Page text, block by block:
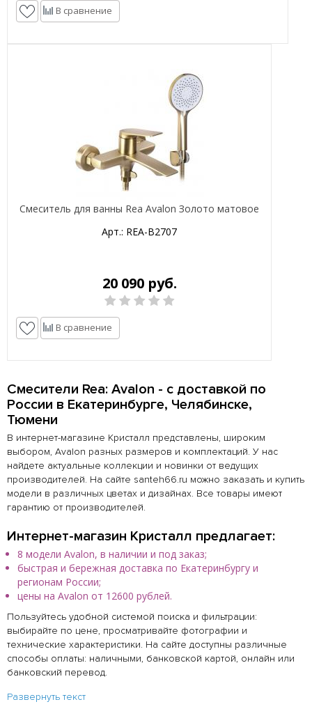
В сравнение
Смеситель для ванны Rea Avalon Золото матовое
Арт.: REA-B2707
20 090 руб.
В сравнение
Смесители Rea: Avalon - с доставкой по
России в Екатеринбурге, Челябинске,
Тюмени
В интернет-магазине Кристалл представлены, широким
выбором, Avalon разных размеров и комплектаций. У нас
найдете актуальные коллекции и новинки от ведущих
производителей. На сайте santeh66.ru можно заказать и купить
модели в различных цветах и дизайнах. Все товары имеют
гарантию от производителей.
Интернет-магазин Кристалл предлагает:
8 модели Avalon, в наличии и под заказ;
быстрая и бережная доставка по Екатеринбургу и
регионам России;
цены на Avalon от 12600 рублей.
Пользуйтесь удобной системой поиска и фильтрации:
выбирайте по цене, просматривайте фотографии и
технические характеристики. На сайте доступны различные
способы оплаты: наличными, банковской картой, онлайн или
банковский перевод.
Развернуть текст